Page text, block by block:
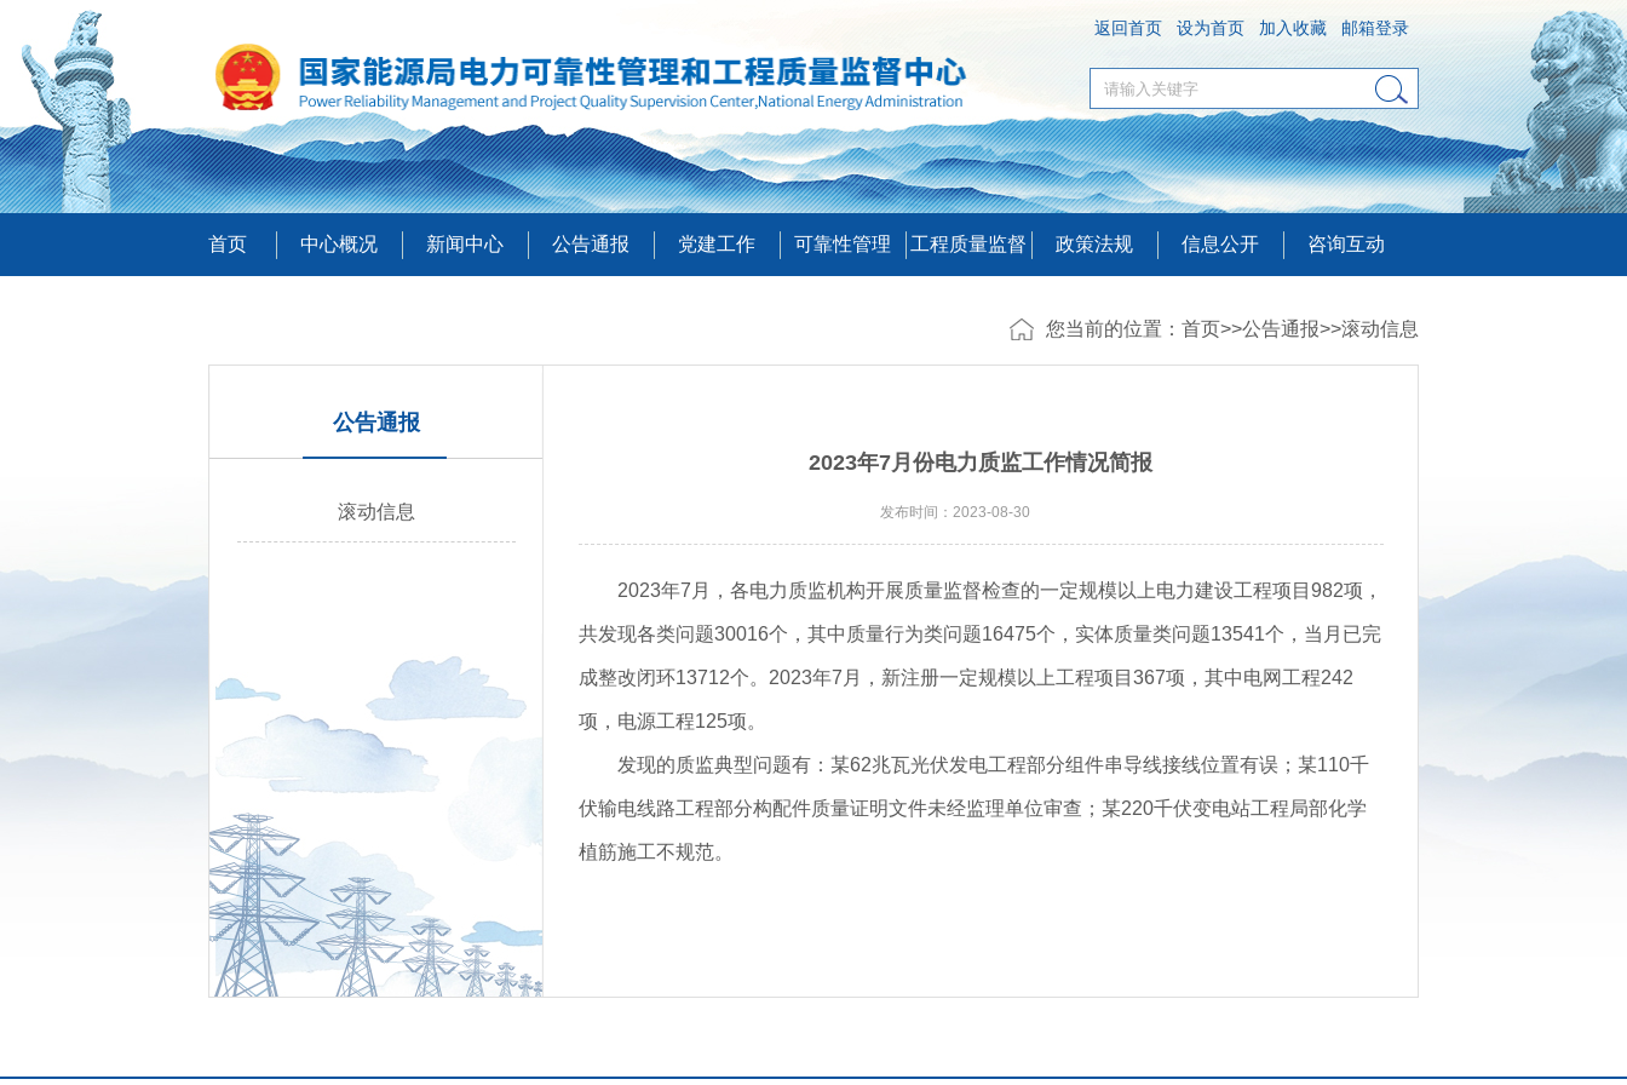
返回首页 设为首页 加入收藏 邮箱登录
首页 中心概况 新闻中心 公告通报 党建工作 可靠性管理 工程质量监督 政策法规 信息公开 咨询互动
您当前的位置： 首页>>公告通报>>滚动信息
公告通报
滚动信息
2023年7月份电力质监工作情况简报
发布时间：2023-08-30
2023年7月，各电力质监机构开展质量监督检查的一定规模以上电力建设工程项目982项，
共发现各类问题30016个，其中质量行为类问题16475个，实体质量类问题13541个，当月已完
成整改闭环13712个。2023年7月，新注册一定规模以上工程项目367项，其中电网工程242
项，电源工程125项。
发现的质监典型问题有：某62兆瓦光伏发电工程部分组件串导线接线位置有误；某110千
伏输电线路工程部分构配件质量证明文件未经监理单位审查；某220千伏变电站工程局部化学
植筋施工不规范。